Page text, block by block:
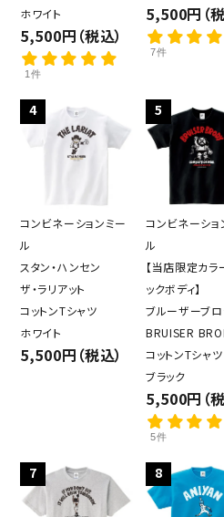
キーワード
カテゴリー
検索す
ホワイト
5,500円（税込）
1件
5,500円（税
7件
4
コンビネーションミー
ル
スタン・ハンセン
ザ・ラリアット
コットンTシャツ
ホワイト
5,500円（税込）
5
コンビネーショ
ル
【当店限定カラ
ックボディ】
ブルーザーブロ
BRUISER
コットンTシャツ
ブラック
5,500円（税
5件
7 8